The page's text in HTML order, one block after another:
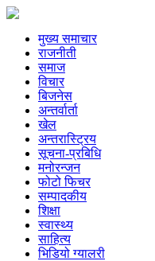
मुख्य समाचार
राजनीती
समाज
विचार
बिजनेस
अन्तर्वार्ता
खेल
अन्तरास्ट्रिय
सूचना-प्रबिधि
मनोरन्जन
फोटो फिचर
सम्पादकीय
शिक्षा
स्वास्थ्य
साहित्य
भिडियो ग्यालरी